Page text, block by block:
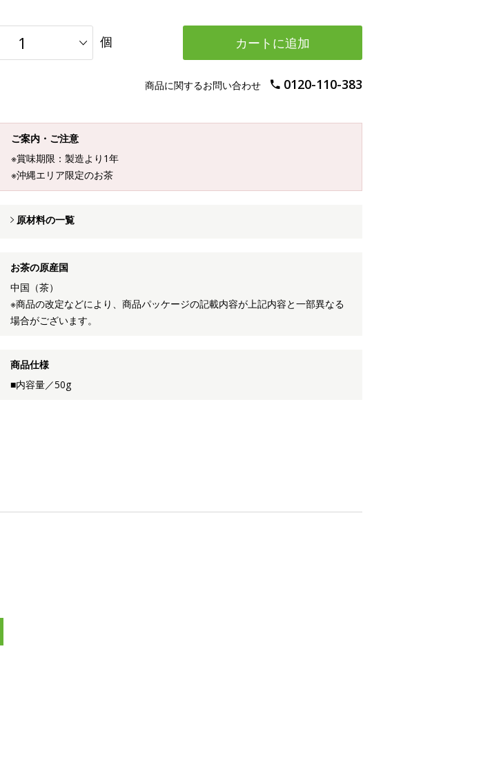
個 カートに追加
商品に関するお問い合わせ 0120-110-383
ご案内・ご注意
※賞味期限：製造より1年
※沖縄エリア限定のお茶
原材料の一覧
お茶の原産国
中国（茶）
※商品の改定などにより、商品パッケージの記載内容が上記内容と一部異なる
場合がございます。
商品仕様
■内容量／50g